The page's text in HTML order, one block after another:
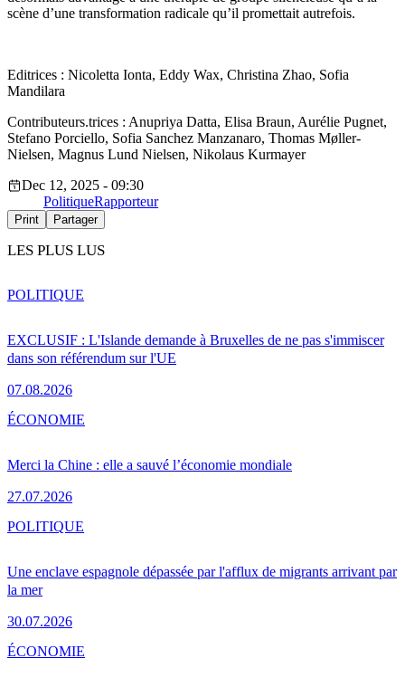
scène d’une transformation radicale qu’il promettait autrefois.
Editrices : Nicoletta Ionta, Eddy Wax, Christina Zhao, Sofia
Mandilara
Contributeurs.trices : Anupriya Datta, Elisa Braun, Aurélie Pugnet,
Stefano Porciello, Sofia Sanchez Manzanaro, Thomas Møller-
Nielsen, Magnus Lund Nielsen, Nikolaus Kurmayer
Dec 12, 2025 - 09:30
PolitiqueRapporteur
Print Partager
LES PLUS LUS
EXCLUSIF : L'Islande demande à Bruxelles de ne pas s'immiscer
dans son référendum sur l'UE
07.08.2026
POLITIQUE
Merci la Chine : elle a sauvé l’économie mondiale
27.07.2026
ÉCONOMIE
Une enclave espagnole dépassée par l'afflux de migrants arrivant par
la mer
30.07.2026
POLITIQUE
ÉCONOMIE